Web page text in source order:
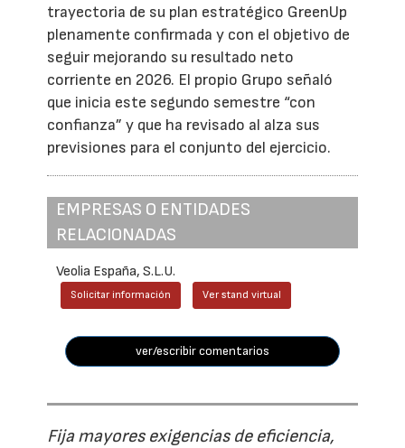
trayectoria de su plan estratégico GreenUp
plenamente confirmada y con el objetivo de
seguir mejorando su resultado neto
corriente en 2026. El propio Grupo señaló
que inicia este segundo semestre “con
confianza” y que ha revisado al alza sus
previsiones para el conjunto del ejercicio.
EMPRESAS O ENTIDADES
RELACIONADAS
Veolia España, S.L.U.
Solicitar información Ver stand virtual
ver/escribir comentarios
Fija mayores exigencias de eficiencia,